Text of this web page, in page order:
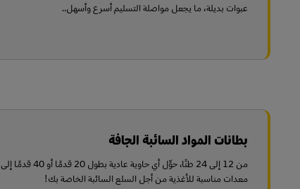
عبوات بديلة، ما يجعل مواصلة التسليم أسرع وأسهل..
بطانات المواد السائبة الجافة
من 12 إلى 24 طنًا، حوِّل أي حاوية عادية بطول 20 قدمًا أو 40 قدمًا إلى
معدات مناسبة للأغذية من أجل السلع السائبة الخاصة بك!